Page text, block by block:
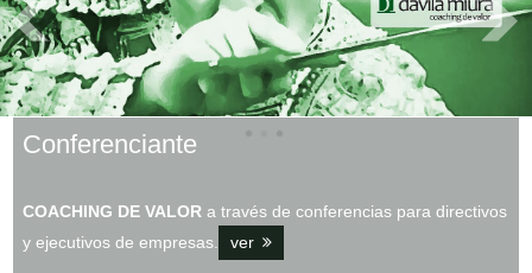
Conferenciante
COACHING DE VALOR a través de conferencias para directivos
y ejecutivos de empresas.
ver